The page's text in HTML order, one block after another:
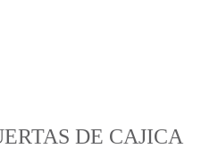
DE CAJICA